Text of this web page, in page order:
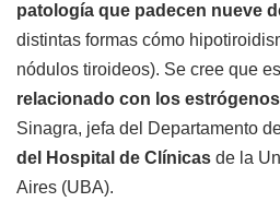
patología que padecen nueve
distintas formas cómo
nódulos tiroideos). Se cree que
relacionado con los
Sinagra, jefa del Departamento
del Hospital de Clínicas de la
Aires (UBA).